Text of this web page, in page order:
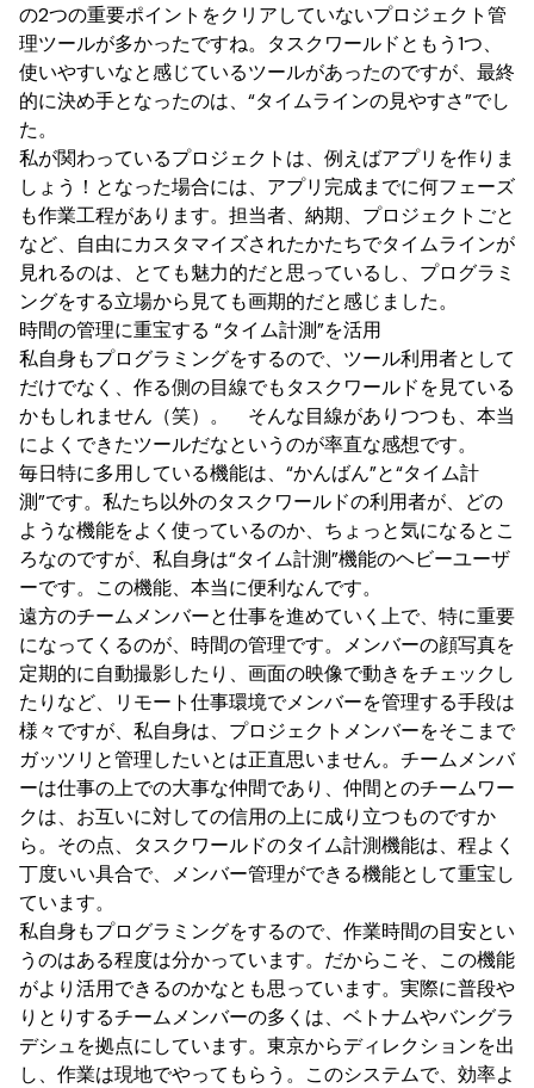
の2つの重要ポイントをクリアしていないプロジェクト管
理ツールが多かったですね。タスクワールドともう1つ、
使いやすいなと感じているツールがあったのですが、最終
的に決め手となったのは、“タイムラインの見やすさ”でし
た。
私が関わっているプロジェクトは、例えばアプリを作りま
しょう！となった場合には、アプリ完成までに何フェーズ
も作業工程があります。担当者、納期、プロジェクトごと
など、自由にカスタマイズされたかたちでタイムラインが
見れるのは、とても魅力的だと思っているし、プログラミ
ングをする立場から見ても画期的だと感じました。
時間の管理に重宝する “タイム計測”を活用
私自身もプログラミングをするので、ツール利用者として
だけでなく、作る側の目線でもタスクワールドを見ている
かもしれません（笑）。 そんな目線がありつつも、本当
によくできたツールだなというのが率直な感想です。
毎日特に多用している機能は、“かんばん”と“タイム計
測”です。私たち以外のタスクワールドの利用者が、どの
ような機能をよく使っているのか、ちょっと気になるとこ
ろなのですが、私自身は“タイム計測”機能のヘビーユーザ
ーです。この機能、本当に便利なんです。
遠方のチームメンバーと仕事を進めていく上で、特に重要
になってくるのが、時間の管理です。メンバーの顔写真を
定期的に自動撮影したり、画面の映像で動きをチェックし
たりなど、リモート仕事環境でメンバーを管理する手段は
様々ですが、私自身は、プロジェクトメンバーをそこまで
ガッツリと管理したいとは正直思いません。チームメンバ
ーは仕事の上での大事な仲間であり、仲間とのチームワー
クは、お互いに対しての信用の上に成り立つものですか
ら。その点、タスクワールドのタイム計測機能は、程よく
丁度いい具合で、メンバー管理ができる機能として重宝し
ています。
私自身もプログラミングをするので、作業時間の目安とい
うのはある程度は分かっています。だからこそ、この機能
がより活用できるのかなとも思っています。実際に普段や
りとりするチームメンバーの多くは、ベトナムやバングラ
デシュを拠点にしています。東京からディレクションを出
し、作業は現地でやってもらう。このシステムで、効率よ